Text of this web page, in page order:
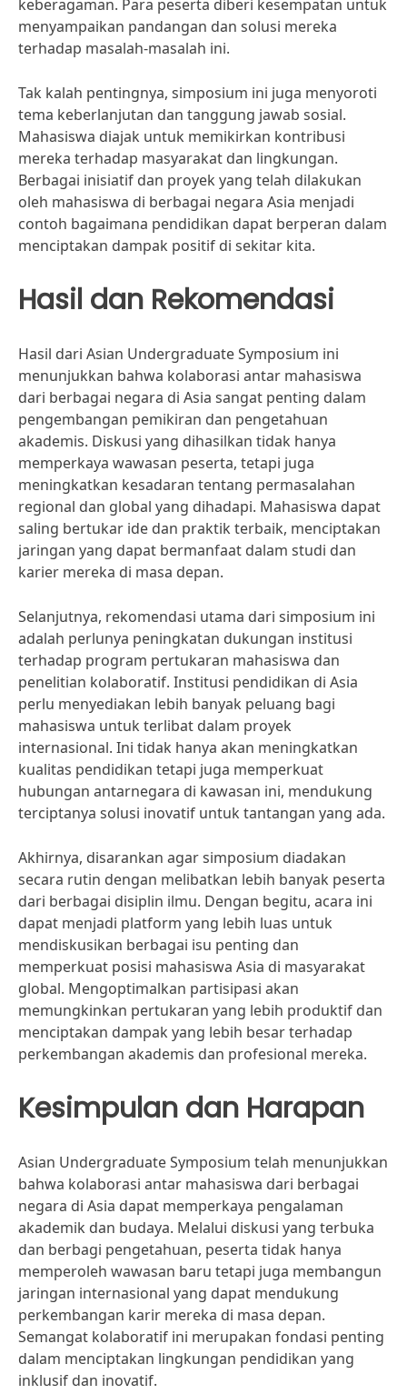
keberagaman. Para peserta diberi kesempatan untuk
menyampaikan pandangan dan solusi mereka
terhadap masalah-masalah ini.
Tak kalah pentingnya, simposium ini juga menyoroti
tema keberlanjutan dan tanggung jawab sosial.
Mahasiswa diajak untuk memikirkan kontribusi
mereka terhadap masyarakat dan lingkungan.
Berbagai inisiatif dan proyek yang telah dilakukan
oleh mahasiswa di berbagai negara Asia menjadi
contoh bagaimana pendidikan dapat berperan dalam
menciptakan dampak positif di sekitar kita.
Hasil dan Rekomendasi
Hasil dari Asian Undergraduate Symposium ini
menunjukkan bahwa kolaborasi antar mahasiswa
dari berbagai negara di Asia sangat penting dalam
pengembangan pemikiran dan pengetahuan
akademis. Diskusi yang dihasilkan tidak hanya
memperkaya wawasan peserta, tetapi juga
meningkatkan kesadaran tentang permasalahan
regional dan global yang dihadapi. Mahasiswa dapat
saling bertukar ide dan praktik terbaik, menciptakan
jaringan yang dapat bermanfaat dalam studi dan
karier mereka di masa depan.
Selanjutnya, rekomendasi utama dari simposium ini
adalah perlunya peningkatan dukungan institusi
terhadap program pertukaran mahasiswa dan
penelitian kolaboratif. Institusi pendidikan di Asia
perlu menyediakan lebih banyak peluang bagi
mahasiswa untuk terlibat dalam proyek
internasional. Ini tidak hanya akan meningkatkan
kualitas pendidikan tetapi juga memperkuat
hubungan antarnegara di kawasan ini, mendukung
terciptanya solusi inovatif untuk tantangan yang ada.
Akhirnya, disarankan agar simposium diadakan
secara rutin dengan melibatkan lebih banyak peserta
dari berbagai disiplin ilmu. Dengan begitu, acara ini
dapat menjadi platform yang lebih luas untuk
mendiskusikan berbagai isu penting dan
memperkuat posisi mahasiswa Asia di masyarakat
global. Mengoptimalkan partisipasi akan
memungkinkan pertukaran yang lebih produktif dan
menciptakan dampak yang lebih besar terhadap
perkembangan akademis dan profesional mereka.
Kesimpulan dan Harapan
Asian Undergraduate Symposium telah menunjukkan
bahwa kolaborasi antar mahasiswa dari berbagai
negara di Asia dapat memperkaya pengalaman
akademik dan budaya. Melalui diskusi yang terbuka
dan berbagi pengetahuan, peserta tidak hanya
memperoleh wawasan baru tetapi juga membangun
jaringan internasional yang dapat mendukung
perkembangan karir mereka di masa depan.
Semangat kolaboratif ini merupakan fondasi penting
dalam menciptakan lingkungan pendidikan yang
inklusif dan inovatif.